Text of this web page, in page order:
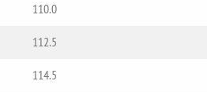
110.0
112.5
114.5